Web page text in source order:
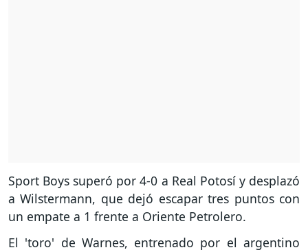
Sport Boys superó por 4-0 a Real Potosí y desplazó
a Wilstermann, que dejó escapar tres puntos con
un empate a 1 frente a Oriente Petrolero.
El 'toro' de Warnes, entrenado por el argentino